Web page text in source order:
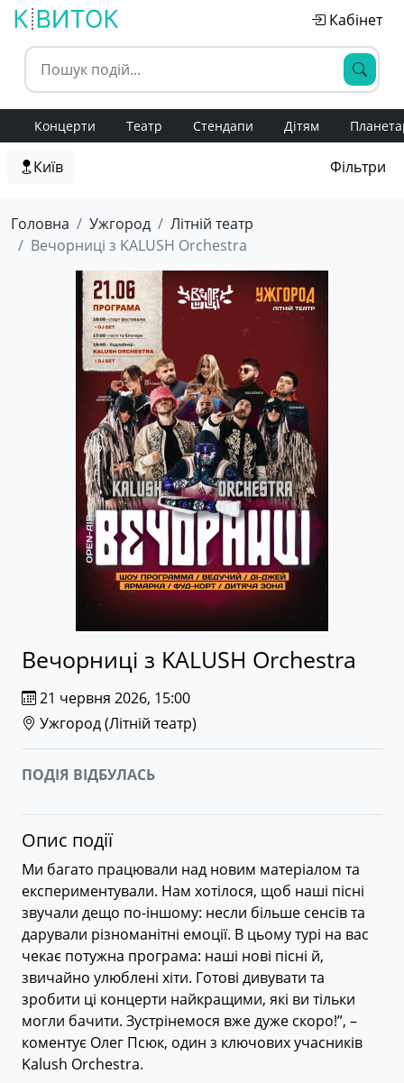
Кабінет
Концерти Театр Стендапи Дітям
Київ Фільтри
Головна Ужгород
Літній театр
Вечорниці з KALUSH Orchestra
Вечорниці з KALUSH Orchestra
21 червня 2026, 15:00
Ужгород (Літній театр)
ПОДІЯ ВІДБУЛАСЬ
Опис події
Ми багато працювали над новим матеріалом та
експериментували. Нам хотілося, щоб наші пісні
звучали дещо по-іншому: несли більше сенсів та
дарували різноманітні емоції. В цьому турі на вас
чекає потужна програма: наші нові пісні й,
звичайно улюблені хіти. Готові дивувати та
зробити ці концерти найкращими, які ви тільки
могли бачити. Зустрінемося вже дуже скоро!”, –
коментує Олег Псюк, один з ключових учасників
Kalush Orchestra.